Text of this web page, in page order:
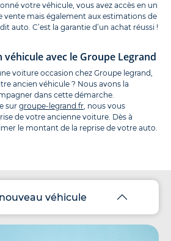
votre véhicule, vous avez accès en un
vente mais également aux estimations de
auto. C’est la garantie d’un achat réussi !
avec le Groupe Legrand
voiture occasion chez Groupe legrand,
ancien véhicule ? Nous avons la
dans cette démarche.
sur groupe-legrand.fr, nous vous
de votre ancienne voiture. Dès à
le montant de la reprise de votre auto.
véhicule